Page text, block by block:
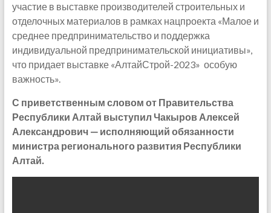
участие в выставке производителей строительных и
отделочных материалов в рамках нацпроекта «Малое и
среднее предпринимательство и поддержка
индивидуальной предпринимательской инициативы»,
что придает выставке «АлтайСтрой-2023» особую
важность».
С приветственным словом от Правительства
Республики Алтай выступил Чакыров Алексей
Александрович — исполняющий обязанности
министра регионального развития Республики
Алтай.